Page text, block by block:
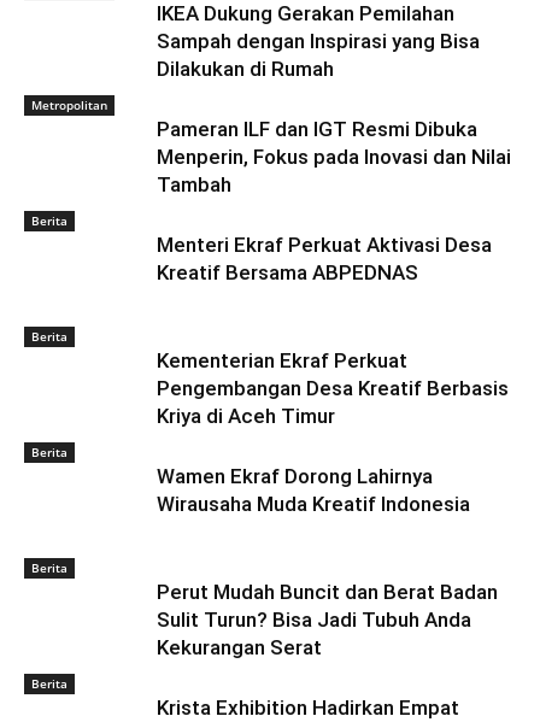
IKEA Dukung Gerakan Pemilahan
Sampah dengan Inspirasi yang Bisa
Dilakukan di Rumah
Metropolitan
Pameran ILF dan IGT Resmi Dibuka
Menperin, Fokus pada Inovasi dan Nilai
Tambah
Berita
Menteri Ekraf Perkuat Aktivasi Desa
Kreatif Bersama ABPEDNAS
Berita
Kementerian Ekraf Perkuat
Pengembangan Desa Kreatif Berbasis
Kriya di Aceh Timur
Berita
Wamen Ekraf Dorong Lahirnya
Wirausaha Muda Kreatif Indonesia
Berita
Perut Mudah Buncit dan Berat Badan
Sulit Turun? Bisa Jadi Tubuh Anda
Kekurangan Serat
Berita
Krista Exhibition Hadirkan Empat